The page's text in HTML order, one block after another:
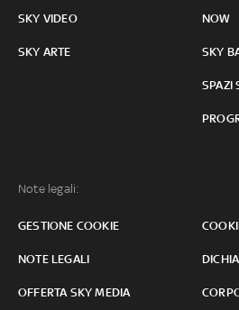
SKY VIDEO
SKY ARTE
NOW
SKY
SPAZI
Note legali:
GESTIONE COOKIE
NOTE LEGALI
OFFERTA SKY MEDIA